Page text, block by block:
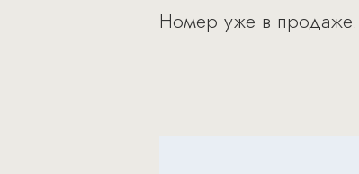
Номер уже в продаже.